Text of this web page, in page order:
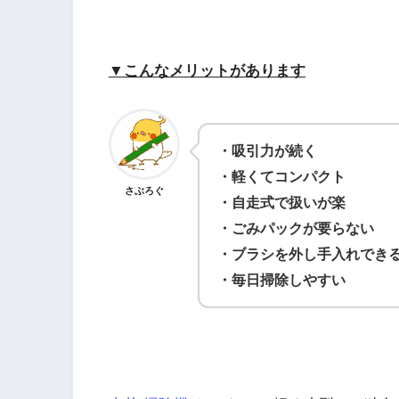
▼こんなメリットがあります
さぶろぐ
・吸引力が続く
・軽くてコンパクト
・自走式で扱いが楽
・ごみパックが要らない
・ブラシを外し手入れでき
・毎日掃除しやすい